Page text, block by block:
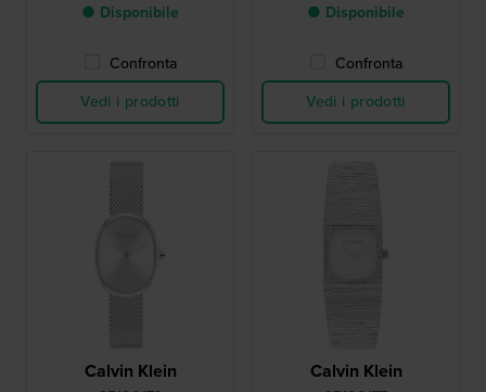
● Disponibile
Confronta
Vedi i prodotti
● Disponibile
Confronta
Vedi i prodotti
Calvin Klein Calvin Klein